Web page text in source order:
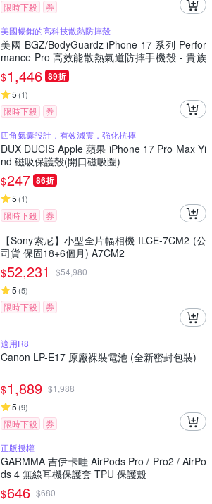
限時下殺 券
美國暢銷的高科技散熱防摔殼
美國 BGZ/BodyGuardz iPhone 17 系列 Perfor
mance Pro 高效能散熱氣道防摔手機殼 - 貴族
黑
$1,446 89折
5 (1)
限時下殺
券
四角氣囊設計，有效減震，強化抗摔
DUX DUCIS Apple 蘋果 iPhone 17 Pro Max Yi
nd 磁吸保護殼(開口磁吸圈)
$247 86折
5 (1)
限時下殺 券
【Sony索尼】小型全片幅相機 ILCE-7CM2 (公
司貨 保固18+6個月) A7CM2
$52,231 $54,980
5 (5)
限時下殺 券
適用R8
Canon LP-E17 原廠裸裝電池 (全新密封包裝)
$1,889 $1,988
5 (9)
限時下殺
券
正版授權
GARMMA 吉伊卡哇 AirPods Pro / Pro2 / AirPo
ds 4 無線耳機保護套 TPU 保護殼
$646 $680